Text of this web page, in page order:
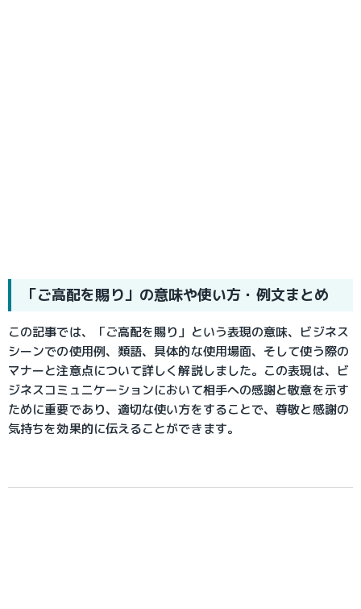
「ご高配を賜り」の意味や使い方・例文まとめ
この記事では、「ご高配を賜り」という表現の意味、ビジネス
シーンでの使用例、類語、具体的な使用場面、そして使う際の
マナーと注意点について詳しく解説しました。この表現は、ビ
ジネスコミュニケーションにおいて相手への感謝と敬意を示す
ために重要であり、適切な使い方をすることで、尊敬と感謝の
気持ちを効果的に伝えることができます。